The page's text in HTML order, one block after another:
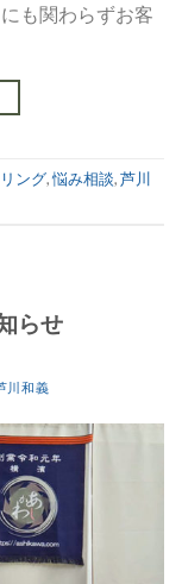
も関わらずお客
ング,悩み相談,芦川
らせ
川和義